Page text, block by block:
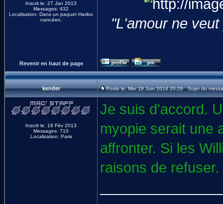
Inscrit le: 27 Jan 2013
Messages: 432
Localisation: Dans un paquet Haribo
nancéen.
"L'amour ne
Revenir en haut de page
kender Posté le: Mer 18 Juin 2014 20:26 Sujet du
Inscrit le: 18 Fév 2013
Messages: 710
Localisation: Paris
Je suis d'accord.
myopie serait une
affronter. Si les
raisons de refuser.